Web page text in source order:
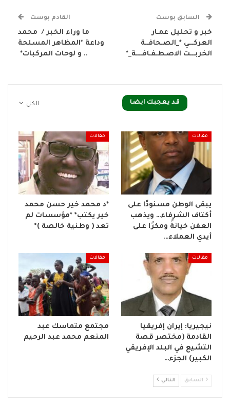
السابق بوست
خبر و تحليل عمـار
العركـــي *_الصـحافــة
الخربـــت الاصـطـفـافــــة_*
القادم بوست
ما وراء الخبر / محمد
وداعة *المظاهر المسلحة
.. و لوحات المركبات*
الكل قد يعجبك ايضا
مقالات
يبقى الوطن مسنودًا على
أكتاف الشرفاء… ويذهب
العفن خيانةً ومكرًا على
أيدي العملاء…
مقالات
*د محمد خير حسن محمد
خير يكتب* *مؤسسات لم
تعد ( وطنية خالصة )*
مقالات
نيجيريا: إيران إفريقيا
القادمة (مختصر قصة
التشيع في البلد الإفريقي
الكبير) الجزء…
مقالات
مجتمع متماسك عبد
المنعم محمد عبد الرحيم
السابق التالي